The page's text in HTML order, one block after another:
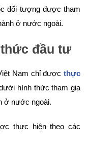
đối tượng được tham
ở nước ngoài.
đầu tư
Nam chỉ được thực
hình thức tham gia
ở nước ngoài.
thực hiện theo các